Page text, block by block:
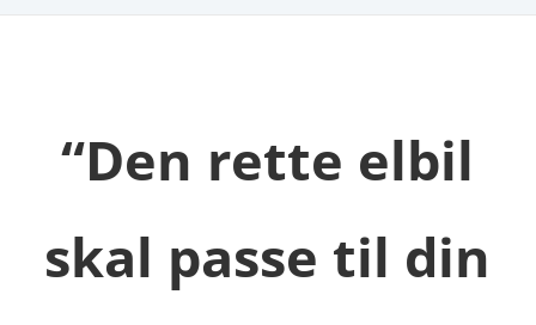
“Den rette elbil
skal passe til din